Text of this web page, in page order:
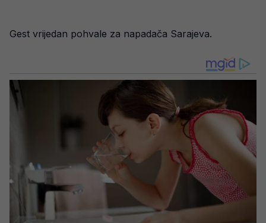
Gest vrijedan pohvale za napadača Sarajeva.